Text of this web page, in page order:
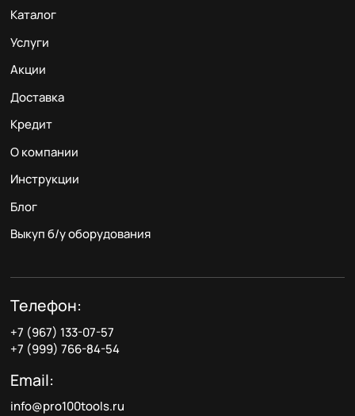
Каталог
Услуги
Акции
Доставка
Кредит
О компании
Инструкции
Блог
Выкуп б/у оборудования
Телефон:
+7 (967) 133-07-57
+7 (999) 766-84-54
Email:
info@pro100tools.ru